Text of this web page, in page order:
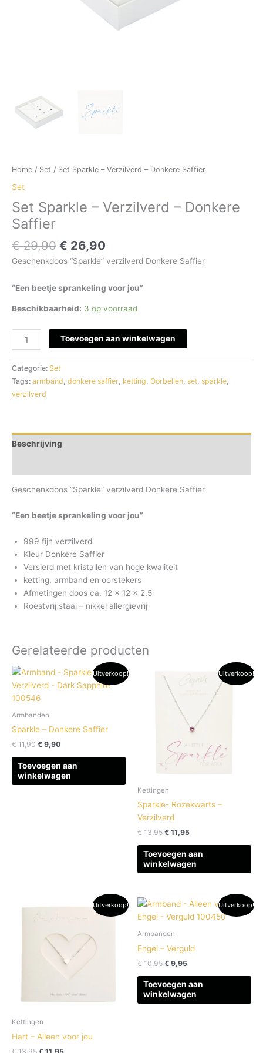
Home / Set / Set Sparkle – Verzilverd – Donkere Saffier
Set
Set Sparkle – Verzilverd – Donkere
Saffier
€29,90 € 26,90
Geschenkdoos “Sparkle” verzilverd Donkere Saffier
“Een beetje sprankeling voor jou”
Beschikbaarheid: 3 op voorraad
Toevoegen aan winkelwagen
Categorie: Set
Tags: armband, donkere saffier, ketting, Oorbellen, set, sparkle,
verzilverd
Beschrijving
Geschenkdoos “Sparkle” verzilverd Donkere Saffier
“Een beetje sprankeling voor jou”
999 fijn verzilverd
Kleur Donkere Saffier
Versierd met kristallen van hoge kwaliteit
ketting, armband en oorstekers
Afmetingen doos ca. 12 x 12 x 2,5
Roestvrij staal – nikkel allergievrij
Gerelateerde producten
Uitverkoop!
Armbanden
Sparkle – Donkere Saffier
€11,90
Oorspronkelijke
was:
€ 11,90.
€ 9,90
Huidige
prijs
is:
Toevoegen aan
winkelwagen
Uitverkoop!
Kettingen
Sparkle- Rozekwarts –
Verzilverd
€13,95
Oorspronkelijke
prijs
was:
€ 13,95.
€ 11,95
prijs
€ 11,95.
Toevoegen aan
winkelwagen
Uitverkoop!
Kettingen
Hart – Alleen voor jou
Oorspronkelijke
Uitverkoop!
Armbanden
Engel – Verguld
€10,95
Oorspronkelijke
was:
€ 10,95.
€ 9,95
Huidige
is:
Toevoegen aan
winkelwagen